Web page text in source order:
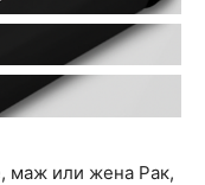
маж или жена Рак,